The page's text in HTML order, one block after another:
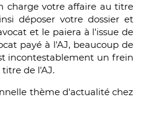
charge votre affaire au titre
déposer votre dossier et
et le paiera à l'issue de
payé à l'AJ, beaucoup de
incontestablement un frein
de l'AJ.
thème d'actualité chez